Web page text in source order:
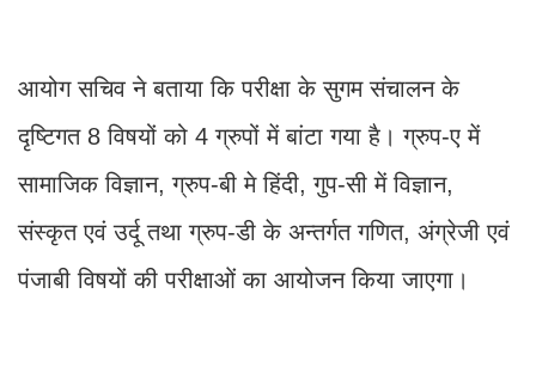
आयोग सचिव ने बताया कि परीक्षा के सुगम संचालन के
दृष्टिगत 8 विषयों को 4 ग्रुपों में बांटा गया है। ग्रुप-ए में
सामाजिक विज्ञान, ग्रुप-बी मे हिंदी, गुप-सी में विज्ञान,
संस्कृत एवं उर्दू तथा ग्रुप-डी के अन्तर्गत गणित, अंग्रेजी एवं
पंजाबी विषयों की परीक्षाओं का आयोजन किया जाएगा।